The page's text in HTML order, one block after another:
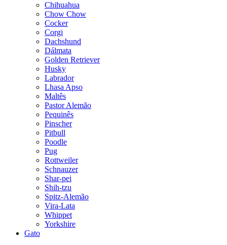
Chihuahua
Chow Chow
Cocker
Corgi
Dachshund
Dálmata
Golden Retriever
Husky
Labrador
Lhasa Apso
Maltês
Pastor Alemão
Pequinês
Pinscher
Pitbull
Poodle
Pug
Rottweiler
Schnauzer
Shar-pei
Shih-tzu
Spitz-Alemão
Vira-Lata
Whippet
Yorkshire
Gato